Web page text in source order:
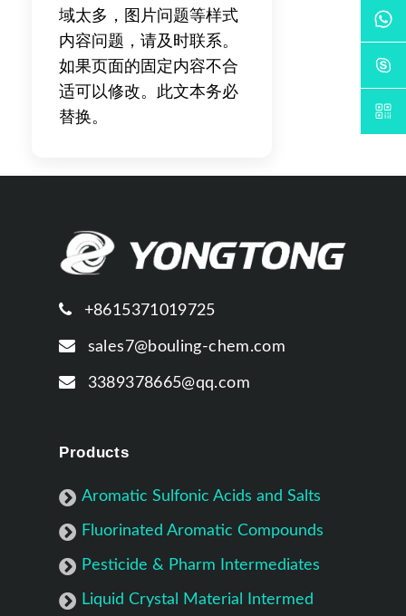
域太多，图片问题等样式
内容问题，请及时联系。
如果页面的固定内容不合
适可以修改。此文本务必
替换。
+8615371019725
sales7@bouling-chem.com
3389378665@qq.com
Products
Aromatic Sulfonic Acids and Salts
Fluorinated Aromatic Compounds
Pesticide & Pharm Intermediates
Liquid Crystal Material Intermed